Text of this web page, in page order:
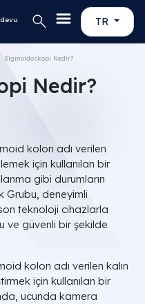
TR
Sigmoidoskopi Nedir?
Nedir?
kolon adı verilen
için kullanılan bir
gibi durumların
Grubu, deneyimli
teknoloji cihazlarla
ve güvenli bir şekilde
kolon adı verilen kalın
için kullanılan bir
ucunda kamera